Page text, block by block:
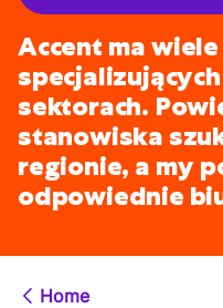
Accent ma
sektorach.
stanowiska
regionie, a my
odpowiednie
Home